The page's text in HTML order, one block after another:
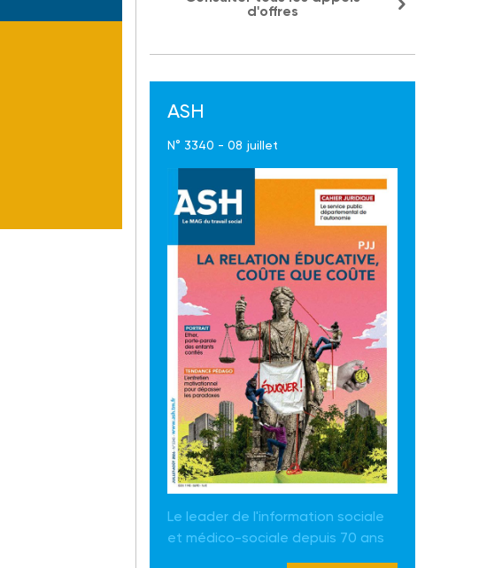
d'offres
ASH
N° 3340 - 08 juillet
Le leader de l'information sociale
et médico-sociale depuis 70 ans